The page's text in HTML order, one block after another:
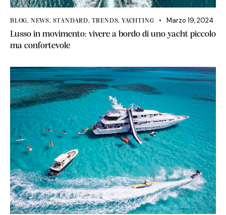
BLOG, NEWS, STANDARD, TRENDS, YACHTING Marzo 19, 2024
Lusso in movimento: vivere a bordo di uno yacht piccolo
ma confortevole